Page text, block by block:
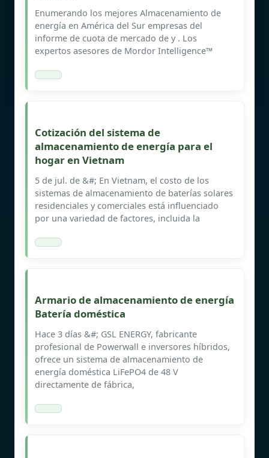
Enumerando los mejores Almacenamiento de
energía en América del Sur empresas del
informe de cuota de mercado de y . Los
expertos asesores de Mordor Intelligence™
Cotización del sistema de
almacenamiento de energía para el
hogar en Vietnam
5 de jul. de &#; En Vietnam, el costo de los
sistemas de almacenamiento de baterías solares
residenciales y comerciales está influenciado
por una variedad de factores, incluida la
Armario de almacenamiento de energía
Batería doméstica
Hace 3 días &#; GSL ENERGY, fabricante
profesional de Powerwall e inversores híbridos,
ofrece un sistema de almacenamiento de
energía doméstica LiFePO4 de 48 V
directamente de fábrica,